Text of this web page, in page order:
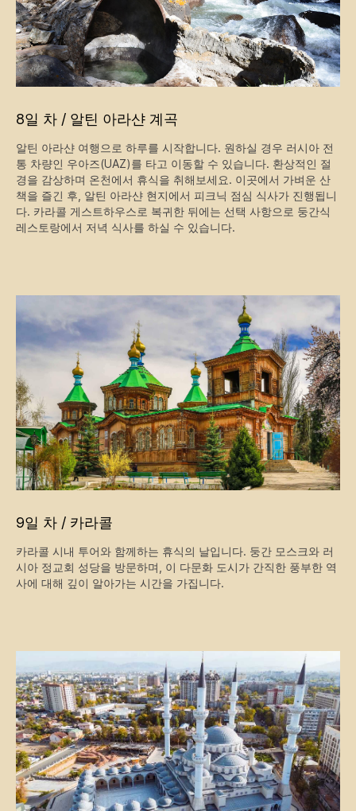
8일 차 / 알틴 아라샨 계곡
알틴 아라샨 여행으로 하루를 시작합니다. 원하실 경우 러시아 전
통 차량인 우아즈(UAZ)를 타고 이동할 수 있습니다. 환상적인 절
경을 감상하며 온천에서 휴식을 취해보세요. 이곳에서 가벼운 산
책을 즐긴 후, 알틴 아라샨 현지에서 피크닉 점심 식사가 진행됩니
다. 카라콜 게스트하우스로 복귀한 뒤에는 선택 사항으로 둥간식
레스토랑에서 저녁 식사를 하실 수 있습니다.
9일 차 / 카라콜
카라콜 시내 투어와 함께하는 휴식의 날입니다. 둥간 모스크와 러
시아 정교회 성당을 방문하며, 이 다문화 도시가 간직한 풍부한 역
사에 대해 깊이 알아가는 시간을 가집니다.
스키 투어
그룹: 4~6명
기간: 6일
그룹: 4~6명
1인당 850달러부터
난이도: 중급
최적 시즌: 10월~3월
기간: 6일